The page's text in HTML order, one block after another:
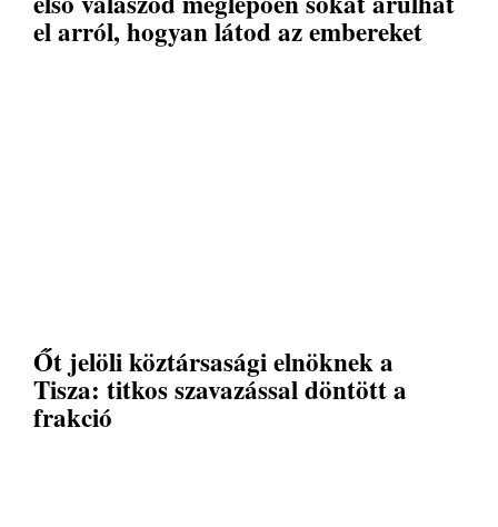
el arról, hogyan látod az embereket
Őt jelöli köztársasági elnöknek a
Tisza: titkos szavazással döntött a
frakció